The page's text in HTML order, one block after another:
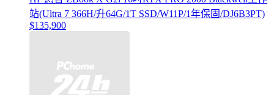
站(Ultra 7 366H/升64G/1T SSD/W11P/1年保固/DJ6B3PT)
$135,900